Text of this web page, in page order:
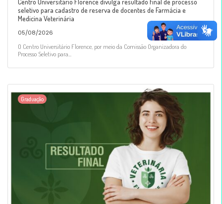
seletivo para cadastro de reserva de docentes de Farmácia e
Medicina Veterinária
05/08/2026
O Centro Universitário Florence, por meio da Comissão Organizadora do
Processo Seletivo para...
Graduação